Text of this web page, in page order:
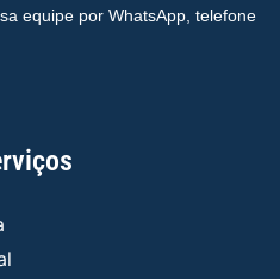
equipe por WhatsApp, telefone